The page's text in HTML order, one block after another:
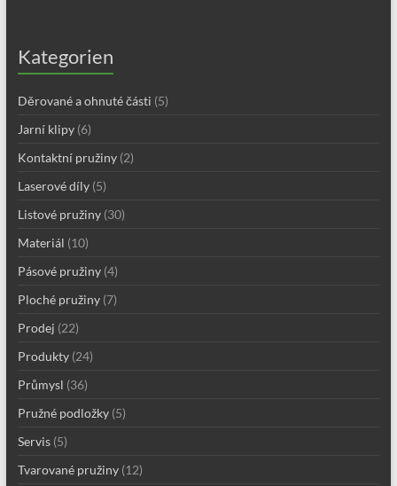
Kategorien
Děrované a ohnuté části (5)
Jarní klipy(6)
Kontaktní pružiny(2)
Laserové díly(5)
Listové pružiny(30)
Materiál (10)
Pásové pružiny(4)
Ploché pružiny(7)
Prodej (22)
Produkty(24)
Průmysl (36)
Pružné podložky(5)
Servis(5)
Tvarované pružiny(12)